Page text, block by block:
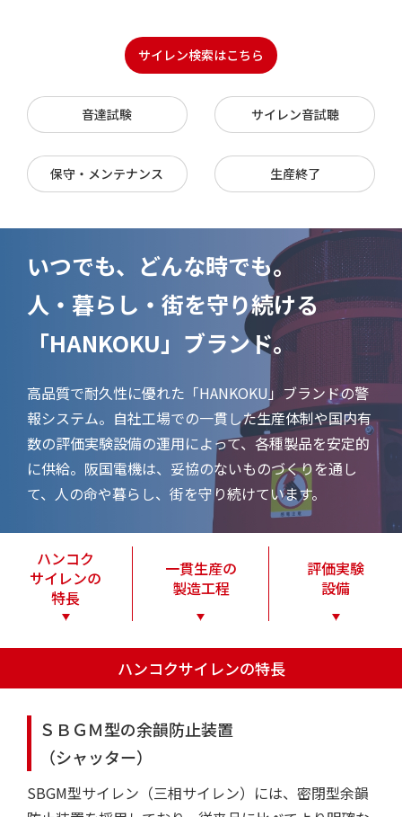
サイレン検索はこちら
音達試験 サイレン音試聴
保守・メンテナンス 生産終了
いつでも、どんな時でも。
人・暮らし・街を守り続ける
「HANKOKU」ブランド。
高品質で耐久性に優れた「HANKOKU」ブランドの警
報システム。 自社工場での一貫した生産体制や国内有
数の評価実験設備の運用によって、各種製品を安定的
に供給。 阪国電機は、妥協のないものづくりを通し
て、人の命や暮らし、街を守り続けています。
ハンコク
サイレンの
特長
一貫生産の
製造工程
評価実験
設備
ハンコクサイレンの特長
ＳＢＧＭ型の余韻防止装置
（シャッター）
SBGM型サイレン（三相サイレン）には、密閉型余韻